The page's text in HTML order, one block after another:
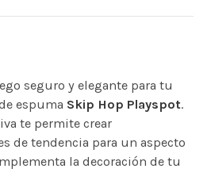
seguro y elegante para tu
espuma Skip Hop Playspot.
te permite crear
de tendencia para un aspecto
la decoración de tu